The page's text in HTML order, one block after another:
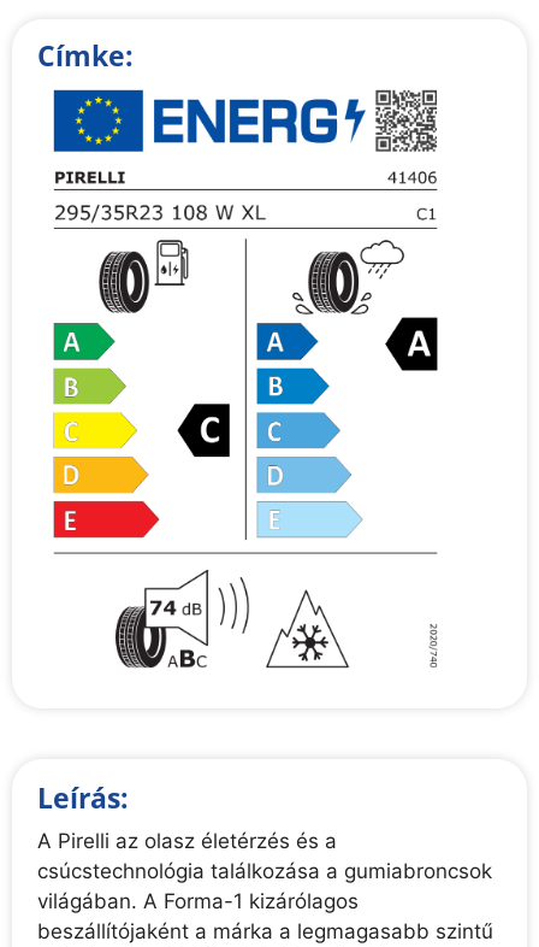
t
i
v
e
:
Címke:
Leírás:
A Pirelli az olasz életérzés és a
csúcstechnológia találkozása a gumiabroncsok
világában. A Forma-1 kizárólagos
beszállítójaként a márka a legmagasabb szintű